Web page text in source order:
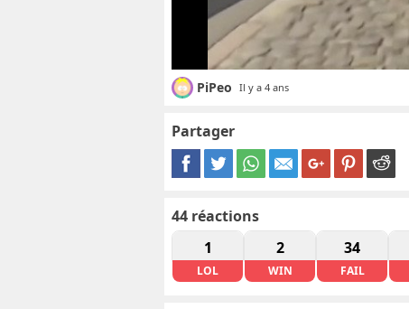
PiPeo Il y a 4 ans
Partager
44 réactions
1
LOL
2
WIN
34
FAIL